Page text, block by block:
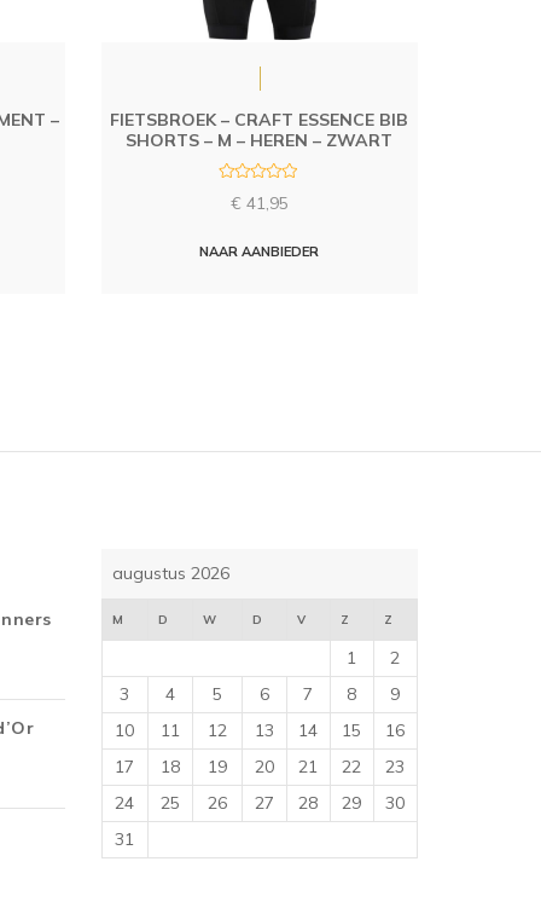
–
FIETSBROEK – CRAFT ESSENCE BIB
SHORTS – M – HEREN – ZWART
d
€ 41,95
NAAR AANBIEDER
augustus 2026
M D W D V Z Z
1
2
3
4 5 6 7 8
9
10
11 12 13 14 15
16
17
18 19 20 21 22
23
24
25 26 27 28 29
30
31